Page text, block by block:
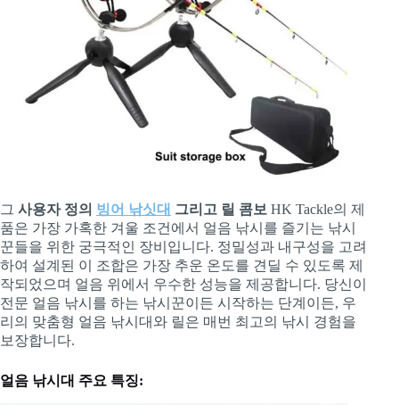
그 사용자 정의 빙어 낚싯대 그리고 릴 콤보 HK Tackle의 제
품은 가장 가혹한 겨울 조건에서 얼음 낚시를 즐기는 낚시
꾼들을 위한 궁극적인 장비입니다. 정밀성과 내구성을 고려
하여 설계된 이 조합은 가장 추운 온도를 견딜 수 있도록 제
작되었으며 얼음 위에서 우수한 성능을 제공합니다. 당신이
전문 얼음 낚시를 하는 낚시꾼이든 시작하는 단계이든, 우
리의 맞춤형 얼음 낚시대와 릴은 매번 최고의 낚시 경험을
보장합니다.
얼음 낚시대 주요 특징: